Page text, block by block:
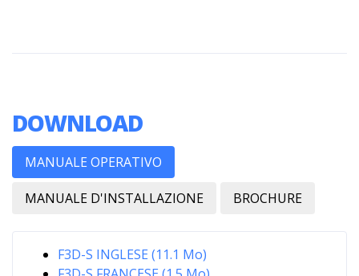
DOWNLOAD
MANUALE OPERATIVO
MANUALE D'INSTALLAZIONE BROCHURE
F3D-S INGLESE (11.1 Mo)